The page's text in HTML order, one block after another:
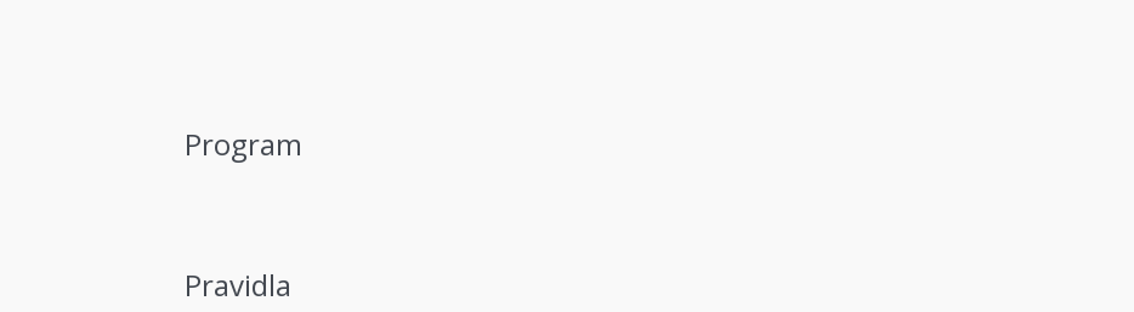
Program
Pravidla